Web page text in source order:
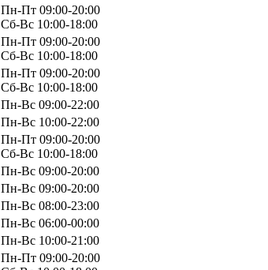
Пн-Пт 09:00-20:00
Сб-Вс 10:00-18:00
Пн-Пт 09:00-20:00
Сб-Вс 10:00-18:00
Пн-Пт 09:00-20:00
Сб-Вс 10:00-18:00
Пн-Вс 09:00-22:00
Пн-Вс 10:00-22:00
Пн-Пт 09:00-20:00
Сб-Вс 10:00-18:00
Пн-Вс 09:00-20:00
Пн-Вс 09:00-20:00
Пн-Вс 08:00-23:00
Пн-Вс 06:00-00:00
Пн-Вс 10:00-21:00
Пн-Пт 09:00-20:00